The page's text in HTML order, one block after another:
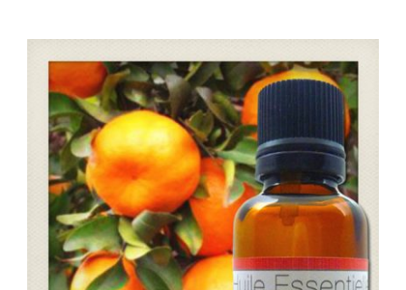
WooCommerce Mon Compte